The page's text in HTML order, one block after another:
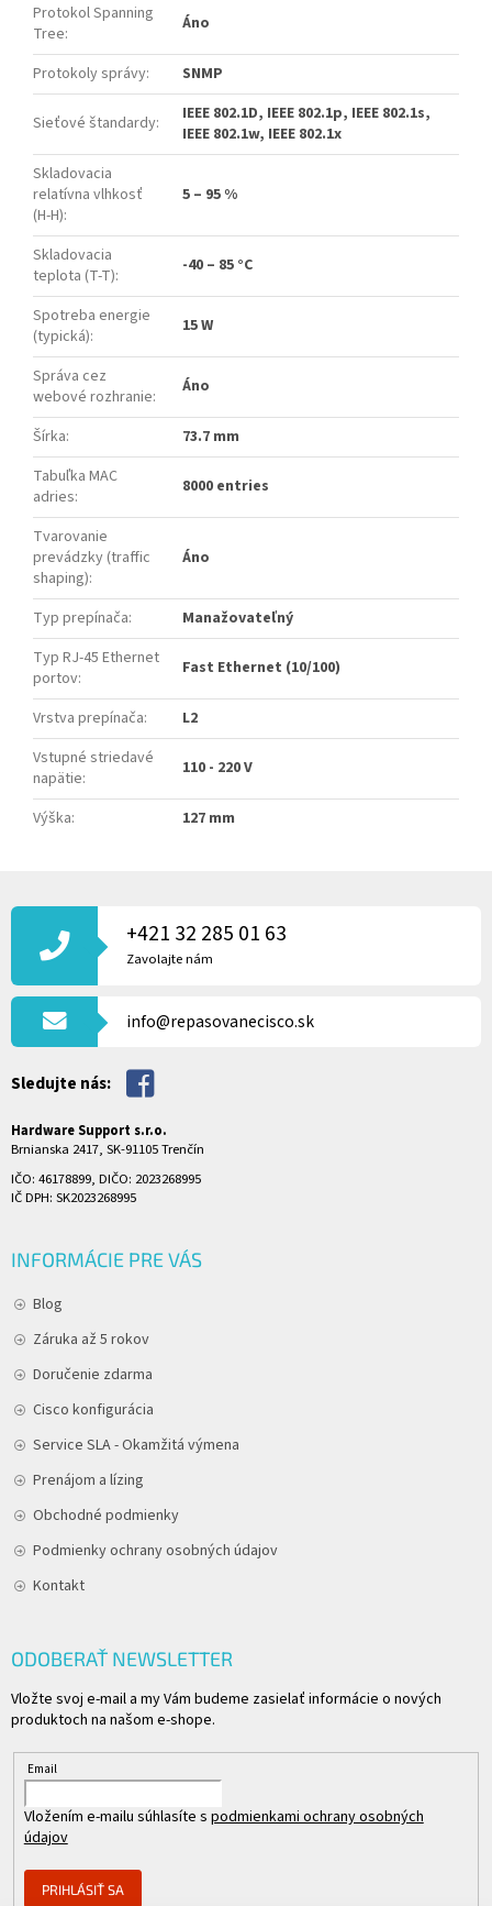
Protokol Spanning
Tree: Áno
Protokoly správy: SNMP
Sieťové štandardy:
IEEE 802.1D, IEEE 802.1p, IEEE 802.1s,
IEEE 802.1w, IEEE 802.1x
Skladovacia
relatívna vlhkosť
(H-H):
5 – 95 %
Skladovacia
teplota (T-T): -40 – 85 °C
Spotreba energie
(typická): 15 W
Správa cez
webové rozhranie: Áno
Šírka:
73.7 mm
Tabuľka MAC
adries: 8000 entries
Tvarovanie
prevádzky (traffic
shaping):
Áno
Typ prepínača:
Manažovateľný
Typ RJ-45 Ethernet
portov: Fast Ethernet (10/100)
Vrstva prepínača:
L2
Vstupné striedavé
napätie: 110 - 220 V
Výška: 127 mm
Á
T
+421 32 285 01 63
Zavolajte nám
info@repasovanecisco.sk
Sledujte nás:
Hardware Support s.r.o.
Brnianska 2417, SK-91105 Trenčín
IČO: 46178899, DIČO: 2023268995
IČ DPH: SK2023268995
INFORMÁCIE PRE VÁS
Blog
Záruka až 5 rokov
Doručenie zdarma
Cisco konfigurácia
Service SLA - Okamžitá výmena
Prenájom a lízing
Obchodné podmienky
Podmienky ochrany osobných údajov
Kontakt
ODOBERAŤ NEWSLETTER
Vložte svoj e-mail a my Vám budeme zasielať informácie o nových
produktoch na našom e-shope.
Email
Vložením e-mailu súhlasíte s podmienkami ochrany osobných
údajov
PRIHLÁSIŤ SA